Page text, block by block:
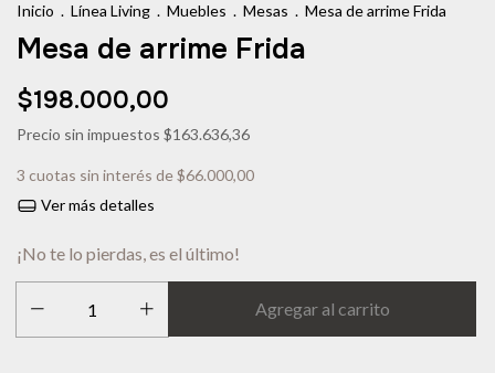
Inicio . Línea Living . Muebles . Mesas . Mesa de arrime Frida
Mesa de arrime Frida
$198.000,00
Precio sin impuestos $163.636,36
3 cuotas sin interés de$66.000,00
Ver más detalles
¡No te lo pierdas, es el último!